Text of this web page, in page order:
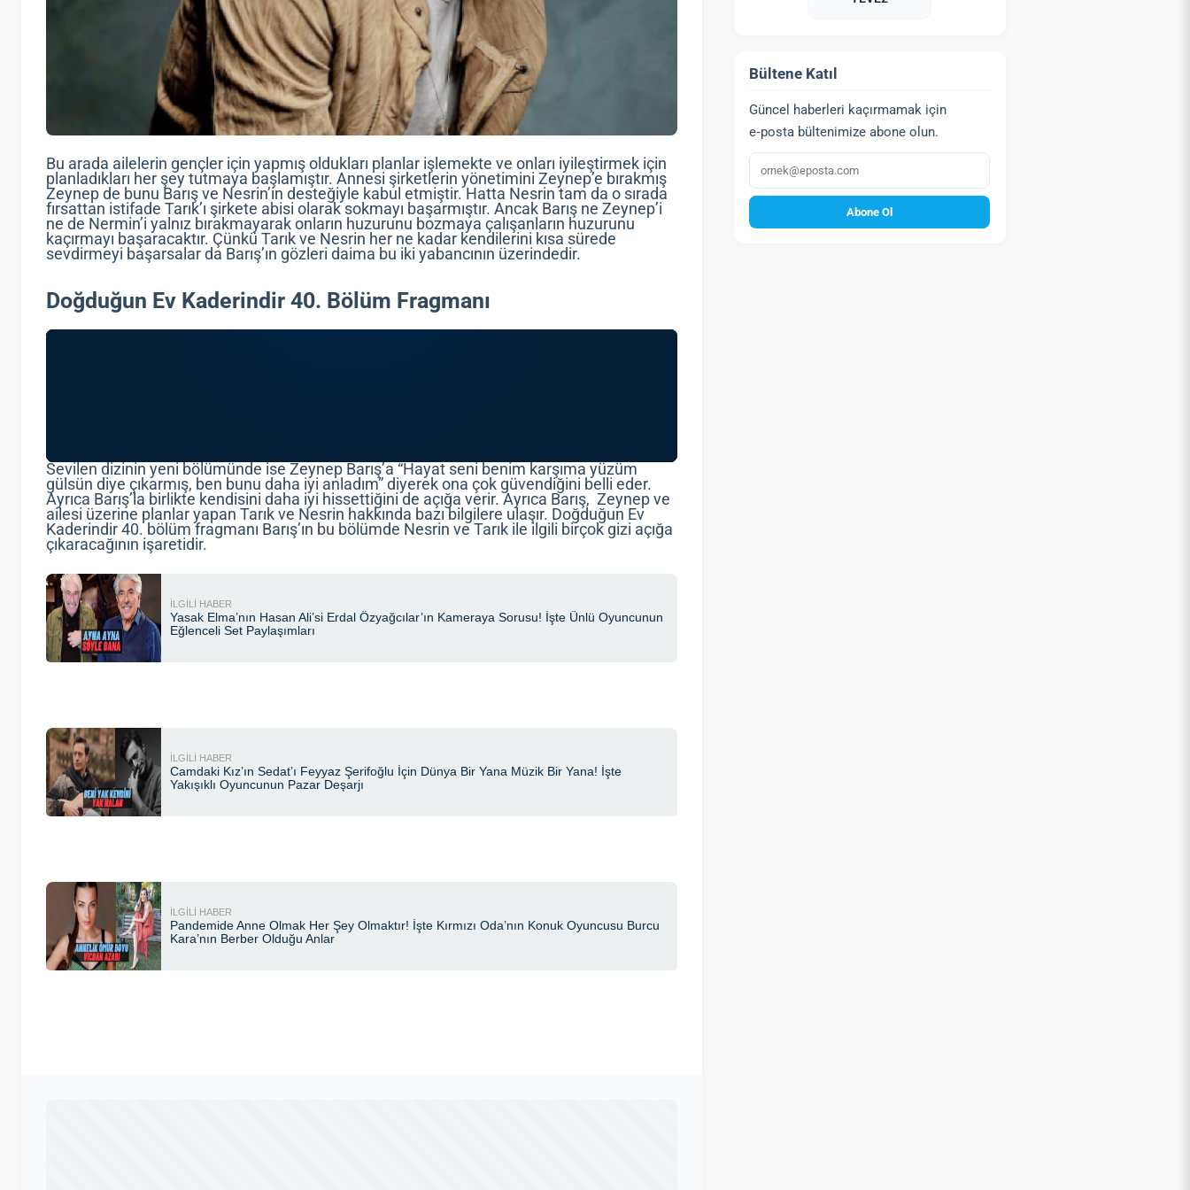
Bu arada ailelerin gençler için yapmış oldukları planlar işlemekte ve onları iyileştirmek için
planladıkları her şey tutmaya başlamıştır. Annesi şirketlerin yönetimini Zeynep’e bırakmış
Zeynep de bunu Barış ve Nesrin’in desteğiyle kabul etmiştir. Hatta Nesrin tam da o sırada
fırsattan istifade Tarık’ı şirkete abisi olarak sokmayı başarmıştır. Ancak Barış ne Zeynep’i
ne de Nermin’i yalnız bırakmayarak onların huzurunu bozmaya çalışanların huzurunu
kaçırmayı başaracaktır. Çünkü Tarık ve Nesrin her ne kadar kendilerini kısa sürede
sevdirmeyi başarsalar da Barış’ın gözleri daima bu iki yabancının üzerindedir.
Doğduğun Ev Kaderindir 40. Bölüm Fragmanı
Sevilen dizinin yeni bölümünde ise Zeynep Barış’a “Hayat seni benim karşıma yüzüm
gülsün diye çıkarmış, ben bunu daha iyi anladım” diyerek ona çok güvendiğini belli eder.
Ayrıca Barış’la birlikte kendisini daha iyi hissettiğini de açığa verir. Ayrıca Barış, Zeynep ve
ailesi üzerine planlar yapan Tarık ve Nesrin hakkında bazı bilgilere ulaşır. Doğduğun Ev
Kaderindir 40. bölüm fragmanı Barış’ın bu bölümde Nesrin ve Tarık ile ilgili birçok gizi açığa
çıkaracağının işaretidir.
Bültene Katıl
Güncel haberleri kaçırmamak için
e‑posta bültenimize abone olun.
E‑posta
Abone Ol